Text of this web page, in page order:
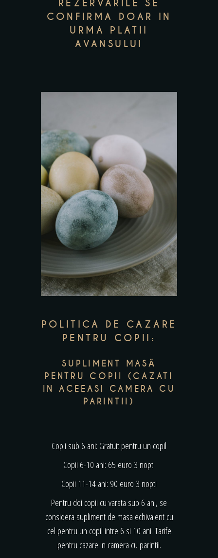
REZERVARILE SE
CONFIRMA DOAR IN
URMA PLATII
AVANSULUI
POLITICA DE CAZARE
PENTRU COPII:
SUPLIMENT MASĂ
PENTRU COPII (CAZATI
IN ACEEASI CAMERA CU
PARINTII)
Copii sub 6 ani: Gratuit pentru un copil
Copii 6-10 ani: 65 euro 3 nopti
Copii 11-14 ani: 90 euro 3 nopti
Pentru doi copii cu varsta sub 6 ani, se
considera supliment de masa echivalent cu
cel pentru un copil intre 6 si 10 ani. Tarife
pentru cazare in camera cu parintii.